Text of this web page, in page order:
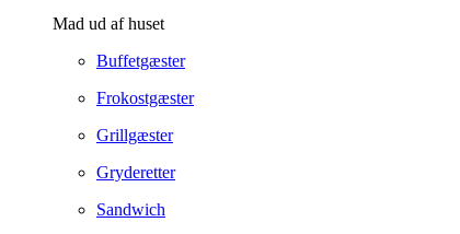
Mad ud af huset
Buffetgæster
Frokostgæster
Grillgæster
Gryderetter
Sandwich